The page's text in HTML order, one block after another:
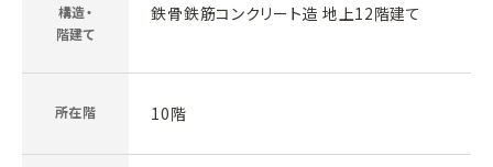
構造・
階建て
鉄骨鉄筋コンクリート造 地上12階建て
所在階 10階